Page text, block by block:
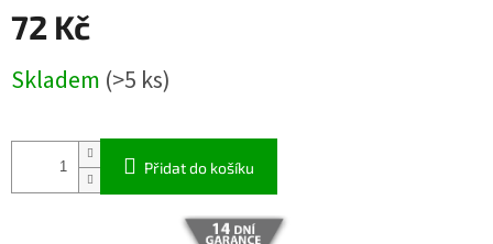
72 Kč
cena:
Skladem (>5 ks)
Přidat do košíku